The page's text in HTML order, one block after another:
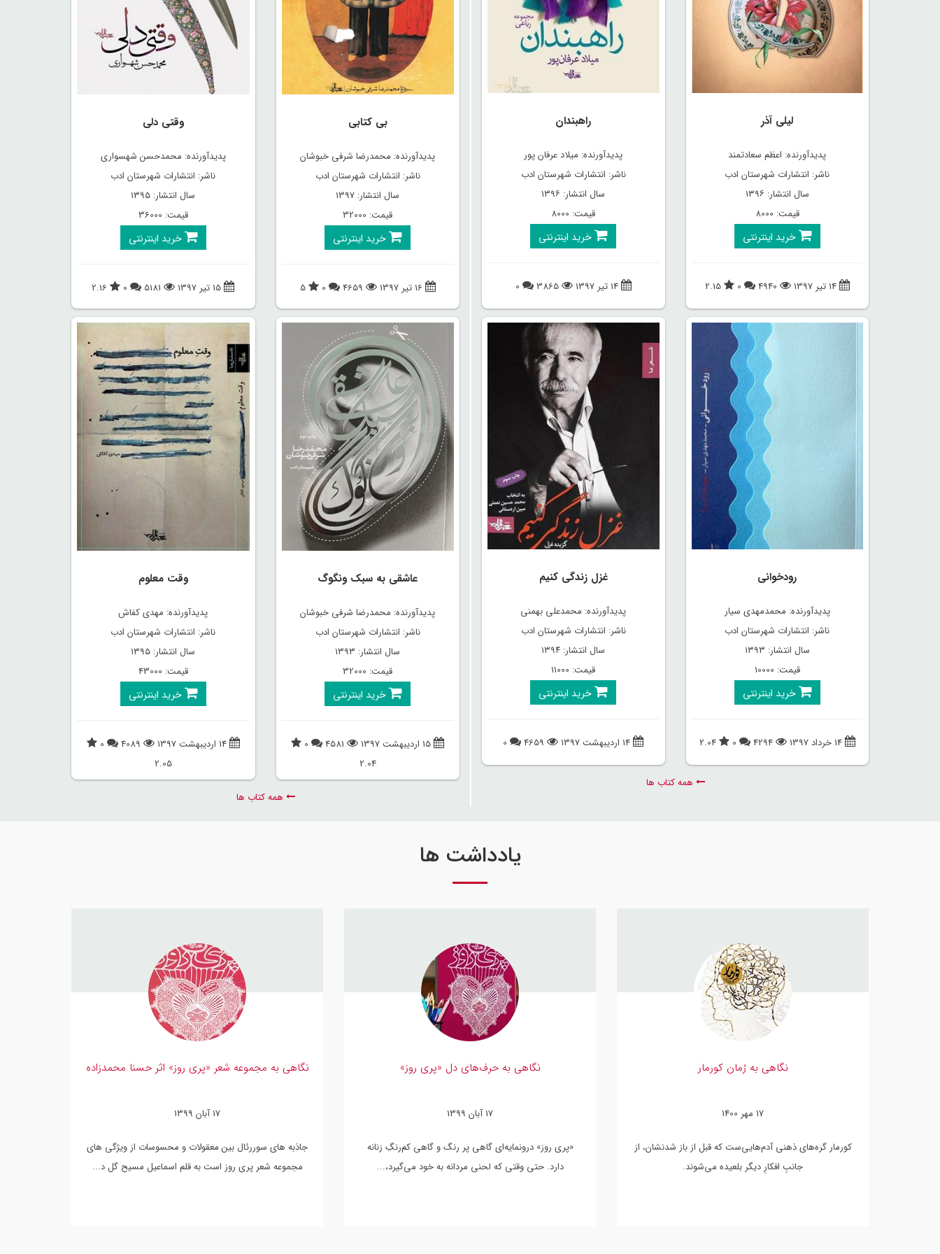
لیلی آذر
پدیدآورنده: اعظم سعادتمند
ناشر: انتشارات شهرستان ادب
سال انتشار: ۱۳۹۶
قیمت: 8000
خرید اینترنتی
14 تیر 1397 2.15
راهبندان
پدیدآورنده: میلاد عرفان پور
ناشر: انتشارات شهرستان ادب
سال انتشار: ۱۳۹۶
قیمت: 8000
خرید اینترنتی
14 تیر 1397 3865
رودخوانی
پدیدآورنده: محمدمهدی سیار
ناشر: انتشارات شهرستان ادب
سال انتشار: ۱۳۹۳
قیمت: 10000
خرید اینترنتی
14 خرداد 1397 4294
2.04
غزل زندگی کنیم
پدیدآورنده: محمدعلی بهمنی
ناشر: انتشارات شهرستان ادب
سال انتشار: ۱۳۹۴
قیمت: 11000
خرید اینترنتی
14 اردیبهشت 1397 4659
0
همه کتاب ها
بی کتابی
پدیدآورنده: محمدرضا شرفی خبوشان
ناشر: انتشارات شهرستان ادب
سال انتشار: 1397
قیمت: 32000
خرید اینترنتی
5
وقتی دلی
پدیدآورنده: محمدحسن شهسواری
ناشر: انتشارات شهرستان ادب
سال انتشار: ۱۳۹۵
قیمت: 36000
خرید اینترنتی
15 تیر 1397 5181
0
2.16
عاشقی به سبک ونگوگ
پدیدآورنده: محمدرضا شرفی خبوشان
ناشر: انتشارات شهرستان ادب
سال انتشار: ۱۳۹۳
قیمت: 32000
خرید اینترنتی
15 اردیبهشت 1397 4581
0
2.04
وقت معلوم
پدیدآورنده: مهدی کفاش
ناشر: انتشارات شهرستان ادب
سال انتشار: ۱۳۹۵
قیمت: 43000
خرید اینترنتی
14 اردیبهشت 1397
2.05
همه کتاب ها
یادداشت ها
نگاهی به رُمان کورمار
17 مهر 1400
کورمار گره‌های ذهنی آدم‌هایی‌ست که قبل از باز شدنشان، از
جانبِ افکارِ دیگر بلعیده می‌شوند.
نگاهی به حرف‌‌های دل «پری‌ روز»
17 آبان 1399
«پری روز» درونمایه‌ای گاهی پر رنگ و گاهی کم‌رنگِ زنانه
دارد. حتی وقتی که لحنی مردانه به خود می‌گیرد،...
نگاهی به مجموعه شعر «پری روز» اثر حسنا محمدزاده
17 آبان 1399
جاذبه های سوررئال بین معقولات و محسوسات از ویژگی های
مجموعه شعر پری روز است به قلم اسماعیل مسیح گل د...